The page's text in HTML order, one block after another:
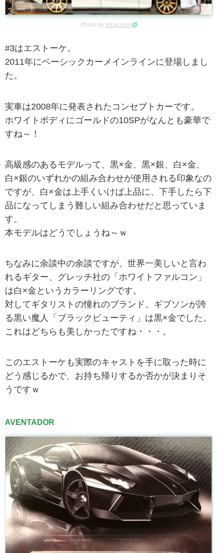
Photo by ebay.com
#3はエストーケ。
2011年にベーシックカーメインラインに登場しまし
た。
実車は2008年に発表されたコンセプトカーです。
ホワイトボディにゴールドの10SPがなんとも豪華で
すね～！
高級感のあるモデルって、黒×金、黒×銀、白×金、
白×銀のいずれかの組み合わせが使用される印象なの
ですが、白×金は上手くいけば上品に、下手したら下
品になってしまう難しい組み合わせだと思っていま
す。
本モデルはどうでしょうね～ｗ
ちなみに余談中の余談ですが、世界一美しいと言わ
れるギター、グレッチ社の「ホワイトファルコン」
は白×金というカラーリングです。
対してギタリストの憧れのブランド、ギブソンが誇
る黒い魔人「ブラックビューティ」は黒×金でした。
これはどちらも美しかったですね・・・。
このエストーケも実際のキャストを手に取った時に
どう感じるかで、お持ち帰りするか否かが決まりそ
うですｗ
AVENTADOR